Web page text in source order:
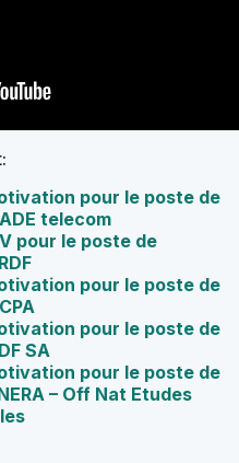
pour le poste de
telecom
pour le poste de
pour le poste de
pour le poste de
SA
pour le poste de
– Off Nat Etudes